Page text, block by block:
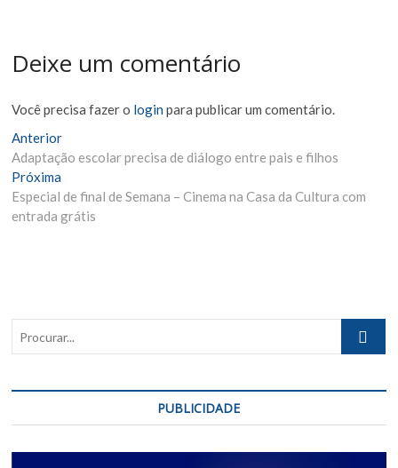
Deixe um comentário
Você precisa fazer o login para publicar um comentário.
Navegação
de
Post
AnteriorMatéria
Anterior:
Adaptação escolar precisa de diálogo entre pais e filhos
Próxima
Materia:
Especial de final de Semana – Cinema na Casa da Cultura com
entrada grátis
PUBLICIDADE